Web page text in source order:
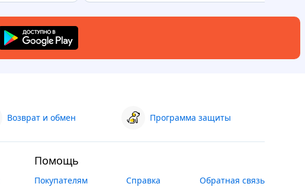
Возврат и обмен Программа защиты
Помощь
Покупателям Справка Обратная связь